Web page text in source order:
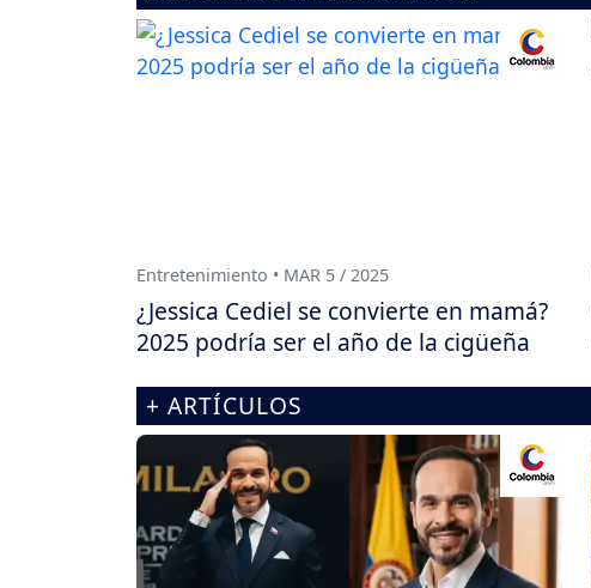
Entretenimiento • MAR 5 / 2025
¿Jessica Cediel se convierte en mamá?
2025 podría ser el año de la cigüeña
+ ARTÍCULOS